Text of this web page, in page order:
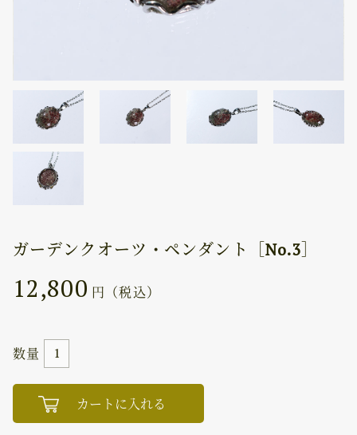
ガーデンクオーツ・ペンダント［No.3］
12,800 円（税込）
数量